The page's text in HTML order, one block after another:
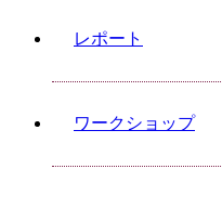
レポート
ワークショップ